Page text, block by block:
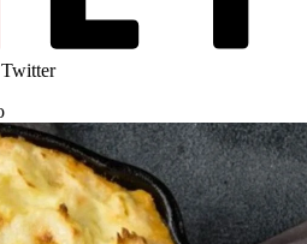
Twitter